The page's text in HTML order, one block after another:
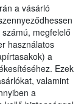
a vásárló
megfelelő
használatos
a
Ezek
valamint
a